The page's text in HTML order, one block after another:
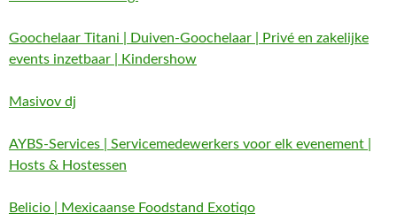
Goochelaar Titani | Duiven-Goochelaar | Privé en zakelijke
events inzetbaar | Kindershow
Masivov dj
AYBS-Services | Servicemedewerkers voor elk evenement |
Hosts & Hostessen
Belicio | Mexicaanse Foodstand Exotiqo